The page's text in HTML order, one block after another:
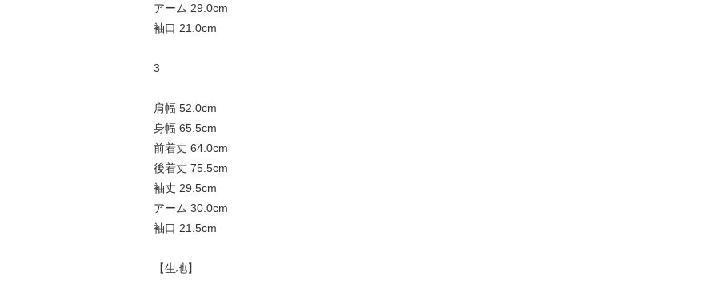
アーム 29.0cm
袖口 21.0cm
3
肩幅 52.0cm
身幅 65.5cm
前着丈 64.0cm
後着丈 75.5cm
袖丈 29.5cm
アーム 30.0cm
袖口 21.5cm
【生地】